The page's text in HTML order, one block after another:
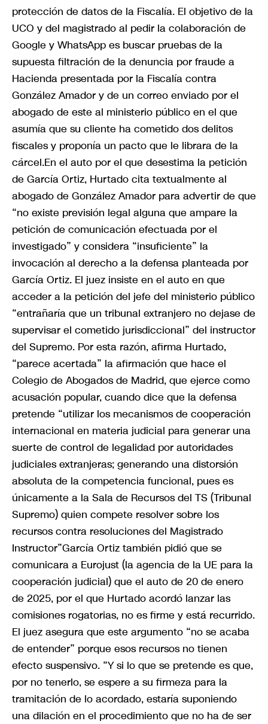
protección de datos de la Fiscalía. El objetivo de la
UCO y del magistrado al pedir la colaboración de
Google y WhatsApp es buscar pruebas de la
supuesta filtración de la denuncia por fraude a
Hacienda presentada por la Fiscalía contra
González Amador y de un correo enviado por el
abogado de este al ministerio público en el que
asumía que su cliente ha cometido dos delitos
fiscales y proponía un pacto que le librara de la
cárcel.En el auto por el que desestima la petición
de García Ortiz, Hurtado cita textualmente al
abogado de González Amador para advertir de que
“no existe previsión legal alguna que ampare la
petición de comunicación efectuada por el
investigado” y considera “insuficiente” la
invocación al derecho a la defensa planteada por
García Ortiz. El juez insiste en el auto en que
acceder a la petición del jefe del ministerio público
“entrañaría que un tribunal extranjero no dejase de
supervisar el cometido jurisdiccional” del instructor
del Supremo. Por esta razón, afirma Hurtado,
“parece acertada” la afirmación que hace el
Colegio de Abogados de Madrid, que ejerce como
acusación popular, cuando dice que la defensa
pretende “utilizar los mecanismos de cooperación
internacional en materia judicial para generar una
suerte de control de legalidad por autoridades
judiciales extranjeras; generando una distorsión
absoluta de la competencia funcional, pues es
únicamente a la Sala de Recursos del TS (Tribunal
Supremo) quien compete resolver sobre los
recursos contra resoluciones del Magistrado
Instructor”García Ortiz también pidió que se
comunicara a Eurojust (la agencia de la UE para la
cooperación judicial) que el auto de 20 de enero
de 2025, por el que Hurtado acordó lanzar las
comisiones rogatorias, no es firme y está recurrido.
El juez asegura que este argumento “no se acaba
de entender” porque esos recursos no tienen
efecto suspensivo. “Y si lo que se pretende es que,
por no tenerlo, se espere a su firmeza para la
tramitación de lo acordado, estaría suponiendo
una dilación en el procedimiento que no ha de ser